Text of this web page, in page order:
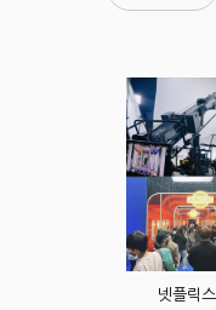
넷플릭